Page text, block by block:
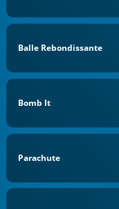
Balle Rebondissante
Bomb It
Parachute